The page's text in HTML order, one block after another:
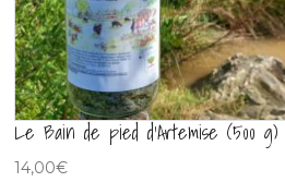
Le Bain de pied d’Artemise (500 g)
14,00€